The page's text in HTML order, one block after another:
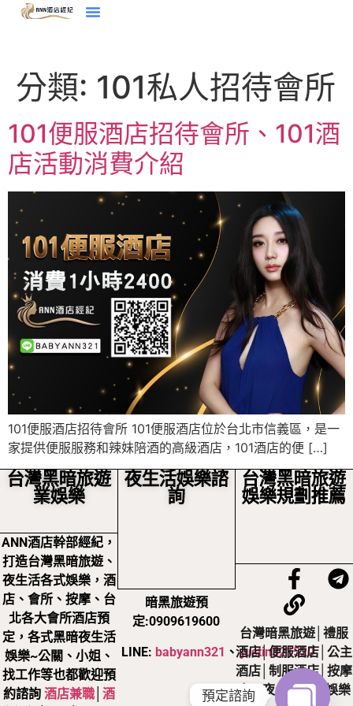
分類: 101私人招待會所
101便服酒店招待會所、101酒
店活動消費介紹
101便服酒店招待會所 101便服酒店位於台北市信義區，是一
家提供便服服務和辣妹陪酒的高級酒店，101酒店的便 […]
台灣黑暗旅遊
業娛樂
ANN酒店幹部經紀，
打造台灣黑暗旅遊、
夜生活各式娛樂，酒
店、會所、按摩、台
北各大會所酒店預
定，各式黑暗夜生活
娛樂~公關、小姐、
找工作等也都歡迎預
約諮詢 酒店兼職│ 酒
夜生活娛樂諮
詢
暗黑旅遊預
定:0909619600
LINE:babyann321 、justin321520
台灣黑暗旅遊
娛樂規劃推薦
台灣暗黑旅遊│禮服
酒店│便服酒店│公主
酒店│制服酒店│按摩
店，夜生活黑暗娛樂
預定諮詢